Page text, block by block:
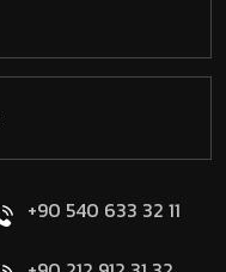
+90 540 633 32 11